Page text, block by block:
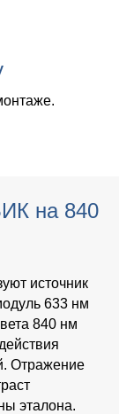
на 840
источник
633 нм
840 нм
Отражение
эталона.